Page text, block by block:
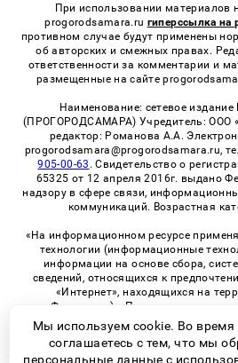
При использовании материалов
progorodsamara.ru гиперссылка на
противном случае будут применены
об авторских и смежных правах.
ответственности за комментарии и
размещенные на сайте
Наименование: сетевое издание
(ПРОГОРОДСАМАРА) Учредитель: ООО
редактор: Романова А.А.
progorodsamara@progorodsamara.ru,
905-00-63 . Свидетельство о
65325 от 12 апреля 2016г. выдано
надзору в сфере связи,
коммуникаций. Возрастная
«На информационном ресурсе
технологии (информационные
информации на основе сбора,
сведений, относящихся к
«Интернет», находящихся на
Федерации)». Правила
технологий в виджетах рекламно-
Мы используем cookie. Во
соглашаетесь с тем, что мы
персональные данные с